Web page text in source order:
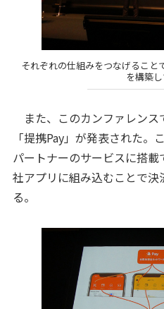
それぞれの仕組みをつなげること
を構築
また、このカンファレンス
「提携Pay」が発表された
パートナーのサービスに搭載
社アプリに組み込むことで
る。